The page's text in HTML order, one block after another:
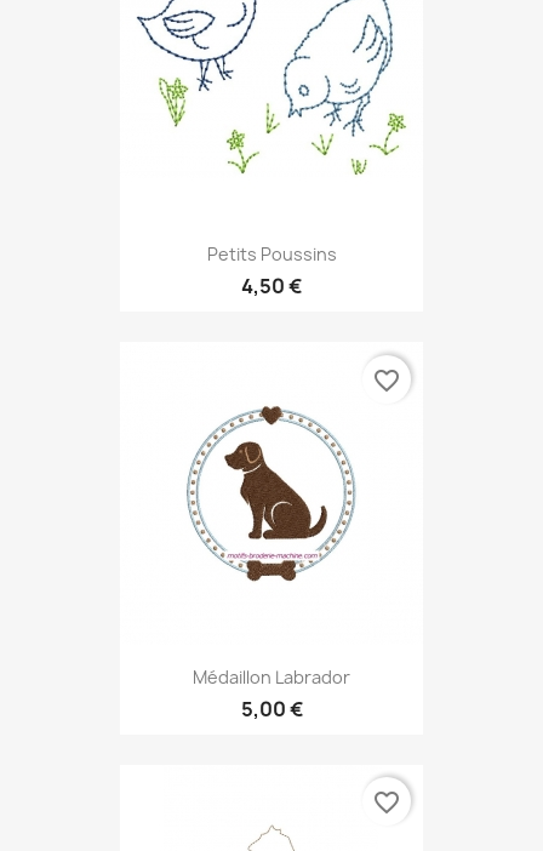
Petits Poussins
4,50 €
Médaillon Labrador
5,00 €
favorite_border
favorite_border